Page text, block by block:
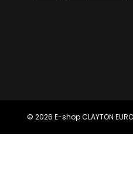
© 2026 E-shop CLAYTON